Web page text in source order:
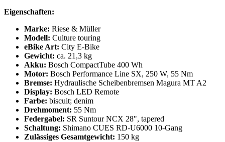
Eigenschaften:
Marke: Riese & Müller
Modell: Culture touring
eBike Art: City E-Bike
Gewicht: ca. 21,3 kg
Akku: Bosch CompactTube 400 Wh
Motor: Bosch Performance Line SX, 250 W, 55 Nm
Bremse: Hydraulische Scheibenbremsen Magura MT A2
Display: Bosch LED Remote
Farbe: biscuit; denim
Drehmoment: 55 Nm
Federgabel: SR Suntour NCX 28", tapered
Schaltung: Shimano CUES RD-U6000 10-Gang
Zulässiges Gesamtgewicht: 150 kg